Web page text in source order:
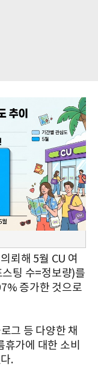
뢰해 5월 CU 여
팅 수=정보량)를
증가한 것으로
그 등 다양한 채
가에 대한 소비
.